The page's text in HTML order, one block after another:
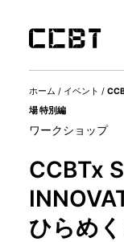
ホーム / イベント /
場 特別編
ワークショップ
CCBTx
ひらめ